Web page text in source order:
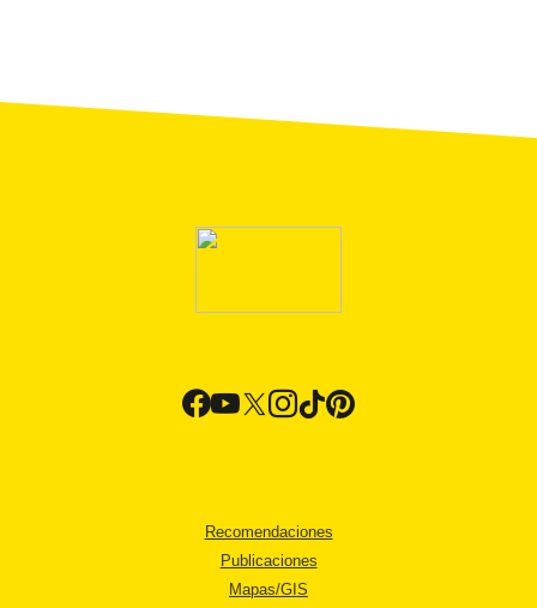
Recomendaciones
Publicaciones
Mapas/GIS